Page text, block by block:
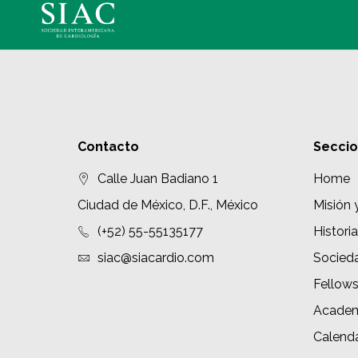
Contacto
Calle Juan Badiano 1
Ciudad de México, D.F., México
(+52) 55-55135177
siac@siacardio.com
Home
Misión
Historia
Fellows